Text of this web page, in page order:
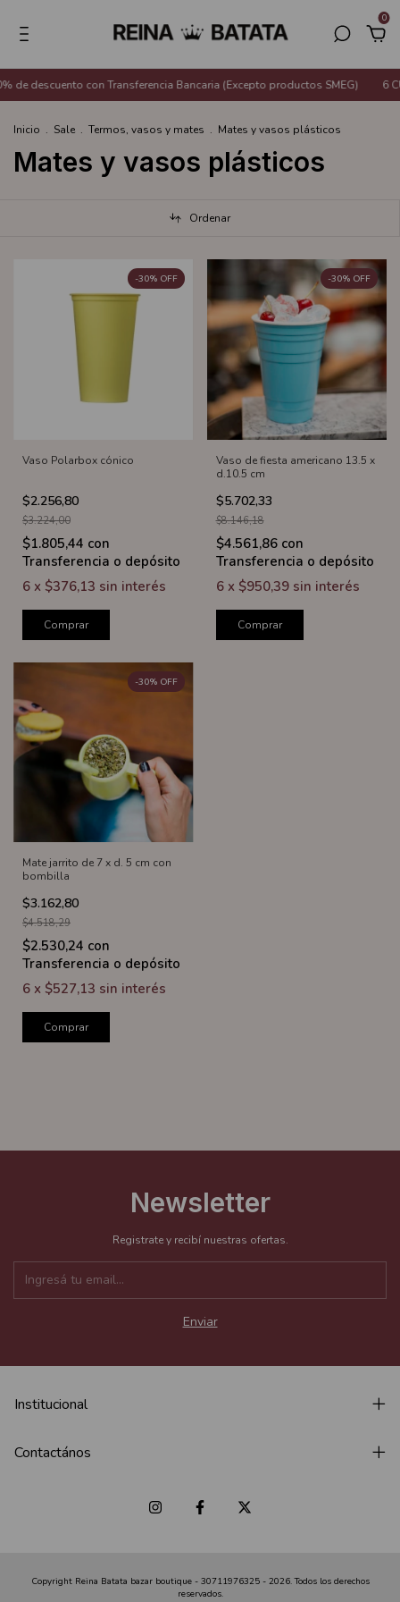
0
de descuento con Transferencia Bancaria (Excepto productos SMEG) 6
Inicio . Sale . Termos, vasos y mates . Mates y vasos plásticos
Mates y vasos plásticos
Ordenar
Vaso Polarbox cónico
$2.256,80
-30% OFF
$3.224,00
$1.805,44 con
Transferencia o depósito
6 x $376,13 sin interés
Comprar
Vaso de fiesta americano 13.5 x
d.10.5 cm
$5.702,33
-30% OFF
$8.146,18
$4.561,86 con
Transferencia o depósito
6 x $950,39 sin interés
Comprar
Mate jarrito de 7 x d. 5 cm con
bombilla
$3.162,80
-30% OFF
$4.518,29
$2.530,24 con
Transferencia o depósito
6 x $527,13 sin interés
Comprar
Newsletter
Registrate y recibí nuestras ofertas.
Institucional
Contactános
Copyright Reina Batata bazar boutique - 30711976325 - 2026. Todos los derechos
reservados.